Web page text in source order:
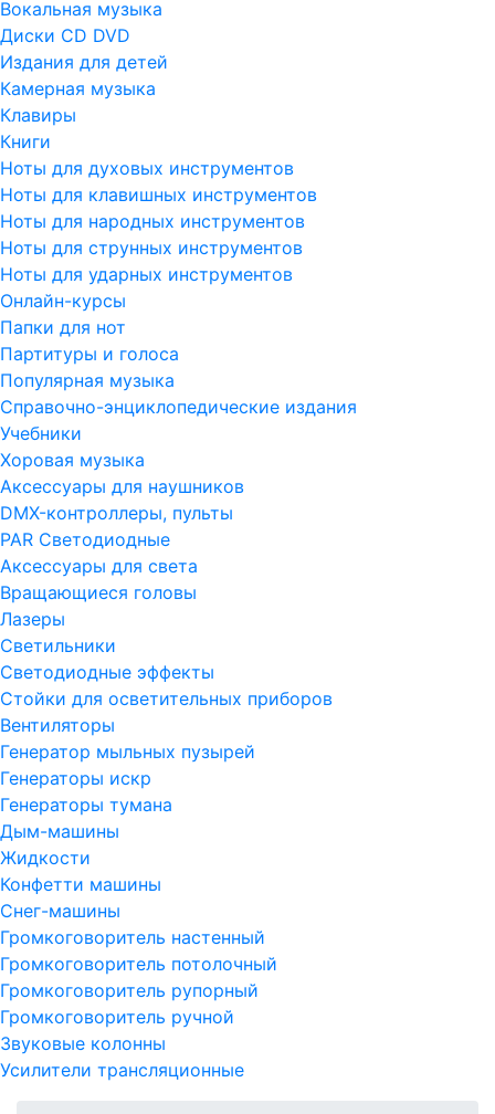
Вокальная музыка
Диски CD DVD
Издания для детей
Камерная музыка
Клавиры
Книги
Ноты для духовых инструментов
Ноты для клавишных инструментов
Ноты для народных инструментов
Ноты для струнных инструментов
Ноты для ударных инструментов
Онлайн-курсы
Папки для нот
Партитуры и голоса
Популярная музыка
Справочно-энциклопедические издания
Учебники
Хоровая музыка
Аксессуары для наушников
DMX-контроллеры, пульты
PAR Светодиодные
Аксессуары для света
Вращающиеся головы
Лазеры
Светильники
Светодиодные эффекты
Стойки для осветительных приборов
Вентиляторы
Генератор мыльных пузырей
Генераторы искр
Генераторы тумана
Дым-машины
Жидкости
Конфетти машины
Снег-машины
Громкоговоритель настенный
Громкоговоритель потолочный
Громкоговоритель рупорный
Громкоговоритель ручной
Звуковые колонны
Усилители трансляционные